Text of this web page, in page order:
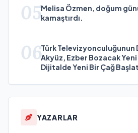
05Melisa Özmen, doğum
kamaştırdı.
06Türk Televizyonculuğunun
Akyüz, Ezber Bozacak
Dijitalde Yeni Bir Çağ
YAZARLAR